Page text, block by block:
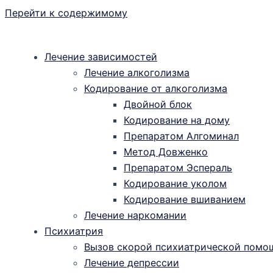
Перейти к содержимому
Лечение зависимостей
Лечение алкоголизма
Кодирование от алкоголизма
Двойной блок
Кодирование на дому
Препаратом Алгоминал
Метод Довженко
Препаратом Эспераль
Кодирование уколом
Кодирование вшиванием
Лечение наркомании
Психиатрия
Вызов скорой психиатрической
Лечение депрессии